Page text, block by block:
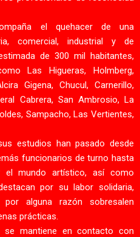
el quehacer de una
comercial, industrial y de
de 300 mil habitantes,
Las Higueras, Holmberg,
Gigena, Chucul, Carnerillo,
Cabrera, San Ambrosio, La
Sampacho, Las Vertientes,
estudios han pasado desde
funcionarios de turno hasta
el mundo artístico, así como
por su labor solidaria,
alguna razón sobresalen
prácticas.
mantiene en contacto con